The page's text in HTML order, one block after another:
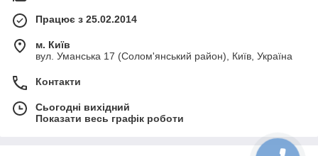
Працює з 25.02.2014
м. Київ
вул. Уманська 17 (Солом'янський район), Київ, Україна
Контакти
Сьогодні вихідний
Показати весь графік роботи